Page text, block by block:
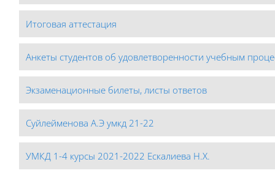
Итоговая аттестация
Анкеты студентов об удовлетворенности учебным
Экзаменационные билеты, листы ответов
Суйлейменова А.Э умкд 21-22
УМКД 1-4 курсы 2021-2022 Ескалиева Н.Х.